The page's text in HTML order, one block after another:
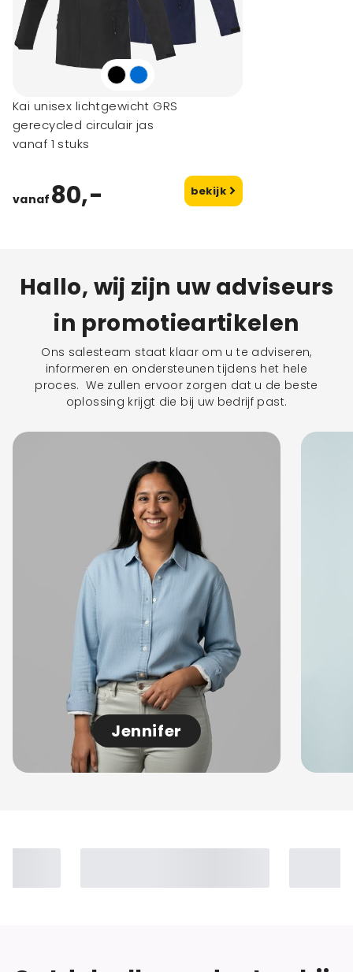
Kai unisex lichtgewicht GRS
gerecycled circulair jas
vanaf 1 stuks
vanaf 80,- bekijk
Hallo, wij zijn uw adviseurs
in promotieartikelen
Ons salesteam staat klaar om u te adviseren,
informeren en ondersteunen tijdens het hele
proces. We zullen ervoor zorgen dat u de beste
oplossing krijgt die bij uw bedrijf past.
Jennifer